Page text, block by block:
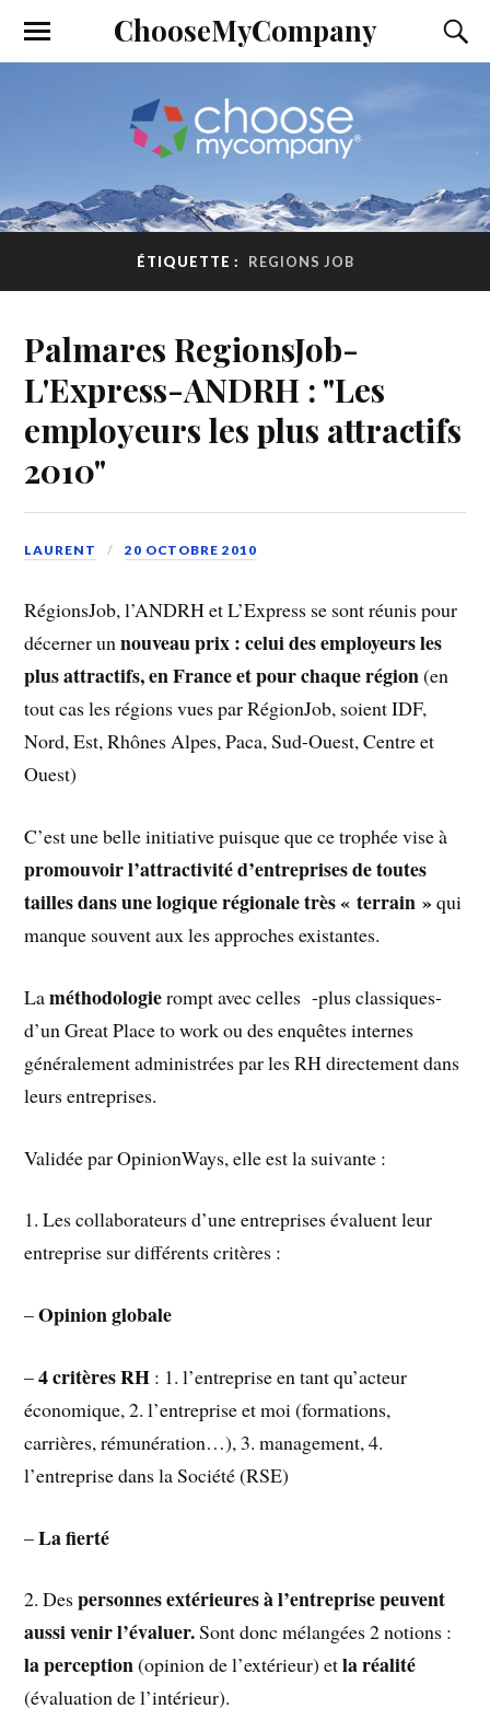
ChooseMyCompany
ÉTIQUETTE : REGIONS JOB
Palmares RegionsJob-
L'Express-ANDRH : "Les
employeurs les plus attractifs
2010"
LAURENT 20 OCTOBRE 2010
RégionsJob, l’ANDRH et L’Express se sont réunis pour
décerner unnouveau prix : celui des employeurs les
plus attractifs, en France et pour chaque région(en
tout cas les régions vues par RégionJob, soient IDF,
Nord, Est, Rhônes Alpes, Paca, Sud-Ouest, Centre et
Ouest)
C’est une belle initiative puisque que ce trophée vise à
promouvoir l’attractivité d’entreprises de toutes
tailles dans une logique régionale très « terrain »qui
manque souvent aux les approches existantes.
Laméthodologierompt avec celles -plus classiques-
d’un Great Place to work ou des enquêtes internes
généralement administrées par les RH directement dans
leurs entreprises.
Validée par OpinionWays, elle est la suivante :
1. Les collaborateurs d’une entreprises évaluent leur
entreprise sur différents critères :
–Opinion globale
–4 critères RH : 1. l’entreprise en tant qu’acteur
économique, 2. l’entreprise et moi (formations,
carrières, rémunération…), 3. management, 4.
l’entreprise dans la Société (RSE)
–La fierté
2. Despersonnes extérieures à l’entreprise peuvent
aussi venir l’évaluer.Sont donc mélangées 2 notions :
la perception(opinion de l’extérieur) etla réalité
(évaluation de l’intérieur).